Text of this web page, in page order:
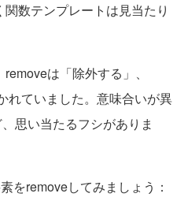
数テンプレートは見当たり
は「除外する」、
れていました。意味合いが異
思い当たるフシがありま
をremoveしてみましょう：